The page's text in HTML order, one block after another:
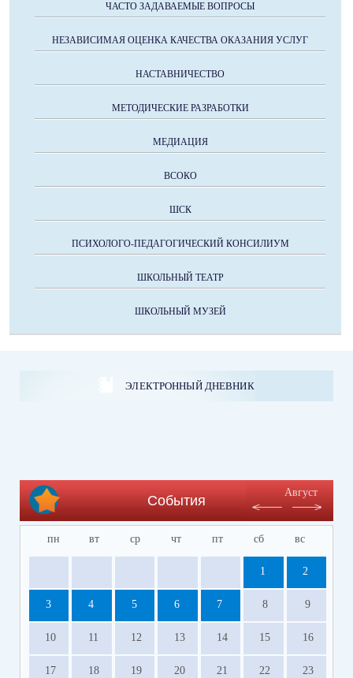
ЧАСТО ЗАДАВАЕМЫЕ ВОПРОСЫ
НЕЗАВИСИМАЯ ОЦЕНКА КАЧЕСТВА ОКАЗАНИЯ УСЛУГ
НАСТАВНИЧЕСТВО
МЕТОДИЧЕСКИЕ РАЗРАБОТКИ
МЕДИАЦИЯ
ВСОКО
ШСК
ПСИХОЛОГО-ПЕДАГОГИЧЕСКИЙ КОНСИЛИУМ
ШКОЛЬНЫЙ ТЕАТР
ШКОЛЬНЫЙ МУЗЕЙ
ЭЛЕКТРОННЫЙ ДНЕВНИК
События
Август
пн вт ср чт пт сб вс
1 2
3 4 5 6 7 8 9
10 11 12 13 14 15 16
17 18 19 20 21 22 23